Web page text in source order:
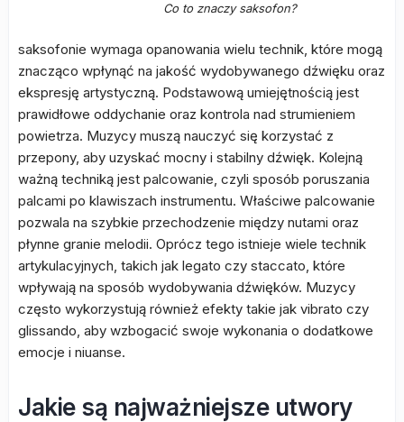
Co to znaczy saksofon?
saksofonie wymaga opanowania wielu technik, które mogą
znacząco wpłynąć na jakość wydobywanego dźwięku oraz
ekspresję artystyczną. Podstawową umiejętnością jest
prawidłowe oddychanie oraz kontrola nad strumieniem
powietrza. Muzycy muszą nauczyć się korzystać z
przepony, aby uzyskać mocny i stabilny dźwięk. Kolejną
ważną techniką jest palcowanie, czyli sposób poruszania
palcami po klawiszach instrumentu. Właściwe palcowanie
pozwala na szybkie przechodzenie między nutami oraz
płynne granie melodii. Oprócz tego istnieje wiele technik
artykulacyjnych, takich jak legato czy staccato, które
wpływają na sposób wydobywania dźwięków. Muzycy
często wykorzystują również efekty takie jak vibrato czy
glissando, aby wzbogacić swoje wykonania o dodatkowe
emocje i niuanse.
Jakie są najważniejsze utwory